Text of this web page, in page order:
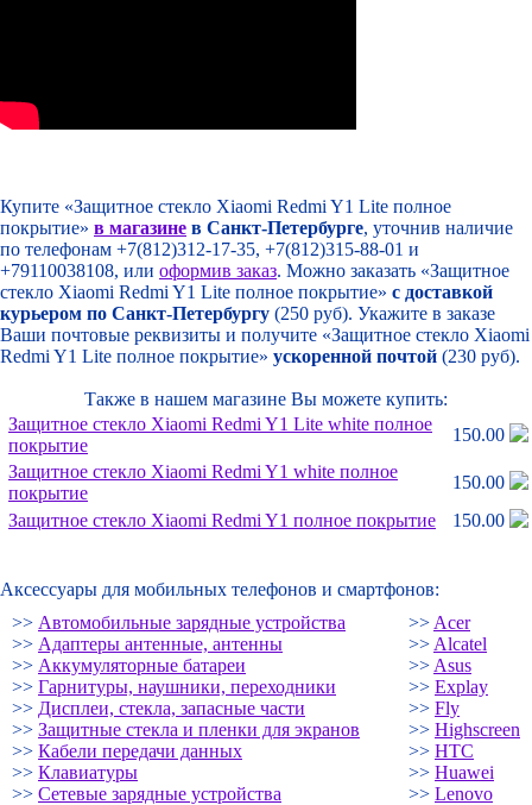
Купите «Защитное стекло Xiaomi Redmi Y1 Lite полное
покрытие» в магазине в Санкт-Петербурге, уточнив наличие
по телефонам +7(812)312-17-35, +7(812)315-88-01 и
+79110038108, или оформив заказ. Можно заказать «Защитное
стекло Xiaomi Redmi Y1 Lite полное покрытие» с доставкой
курьером по Санкт-Петербургу (250 руб). Укажите в заказе
Ваши почтовые реквизиты и получите «Защитное стекло Xiaomi
Redmi Y1 Lite полное покрытие» ускоренной почтой (230 руб).
Также в нашем магазине Вы можете купить:
Защитное стекло Xiaomi Redmi Y1 Lite white полное
покрытие
150.00
Защитное стекло Xiaomi Redmi Y1 white полное
покрытие
150.00
Защитное стекло Xiaomi Redmi Y1 полное покрытие
150.00
Аксессуары для мобильных телефонов и смартфонов:
>> Автомобильные зарядные устройства
>> Адаптеры антенные, антенны
>> Аккумуляторные батареи
>> Гарнитуры, наушники, переходники
>> Дисплеи, стекла, запасные части
>> Защитные стекла и пленки для экранов
>> Кабели передачи данных
>> Клавиатуры
>> Сетевые зарядные устройства
>> Acer
>> Alcatel
>> Asus
>> Explay
>> Fly
>> Highscreen
>> HTC
>> Huawei
>> Lenovo